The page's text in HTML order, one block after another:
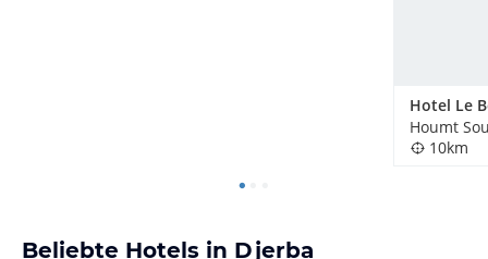
Houmt
10km
Beliebte Hotels in Djerba